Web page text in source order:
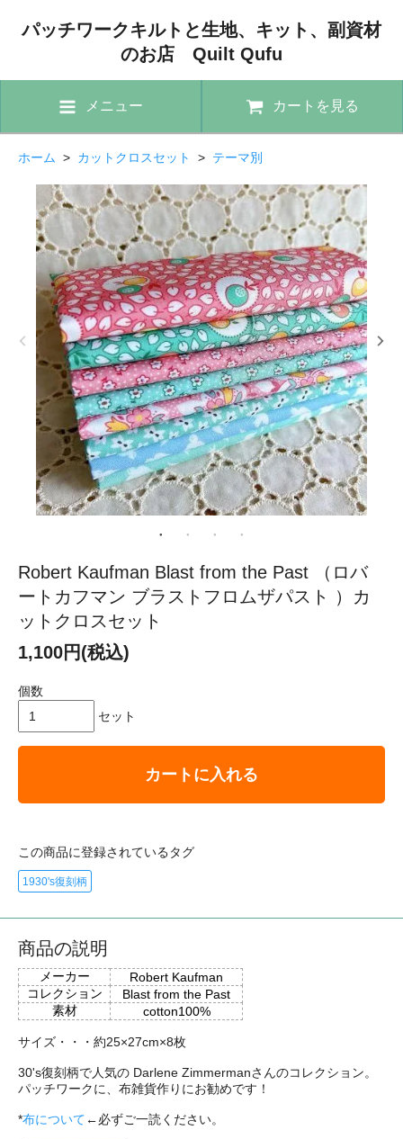
パッチワークキルトと生地、キット、副資材
のお店 Quilt Qufu
メニュー カートを見る
ホーム > カットクロスセット > テーマ別
Robert Kaufman Blast from the Past （ロバ
ートカフマン ブラストフロムザパスト ）カ
ットクロスセット
1,100円(税込)
個数
セット
カートに入れる
この商品に登録されているタグ
1930's復刻柄
商品の説明
メーカー
Robert Kaufman
コレクション
Blast from the Past
素材
cotton100%
サイズ・・・約25×27cm×8枚
30's復刻柄で人気の Darlene Zimmermanさんのコレクション。
パッチワークに、布雑貨作りにお勧めです！
*布について ←必ずご一読ください。